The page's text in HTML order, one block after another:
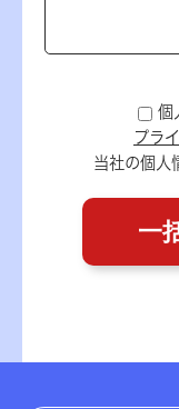
個
プラ
当社の個人